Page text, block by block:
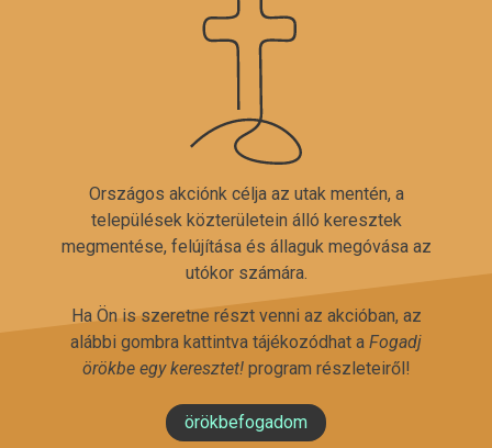
Országos akciónk célja az utak mentén, a
települések közterületein álló keresztek
megmentése, felújítása és állaguk megóvása az
utókor számára.
Ha Ön is szeretne részt venni az akcióban, az
alábbi gombra kattintva tájékozódhat a Fogadj
örökbe egy keresztet!program részleteiről!
örökbefogadom